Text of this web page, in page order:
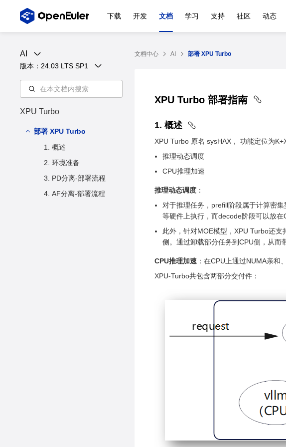
下载 开发 文档 学习 支持 社区 动态
AI
版本： 24.03 LTS SP1
XPU Turbo
部署 XPU Turbo
1. 概述
2. 环境准备
3. PD分离-部署流程
4. AF分离-部署流程
文档中心 AI 部署 XPU Turbo
XPU Turbo 部署指南
1. 概述
XPU Turbo 原名 sysHAX， 功能定位为
推理动态调度
CPU推理加速
推理动态调度 ：
对于推理任务，prefill阶段属于计算密
等硬件上执行，而decode阶段可以放在
此外，针对MOE模型，XPU Turbo还
侧。通过卸载部分任务到CPU侧，从而
CPU推理加速 ：在CPU上通过NUMA亲和
XPU-Turbo共包含两部分交付件：